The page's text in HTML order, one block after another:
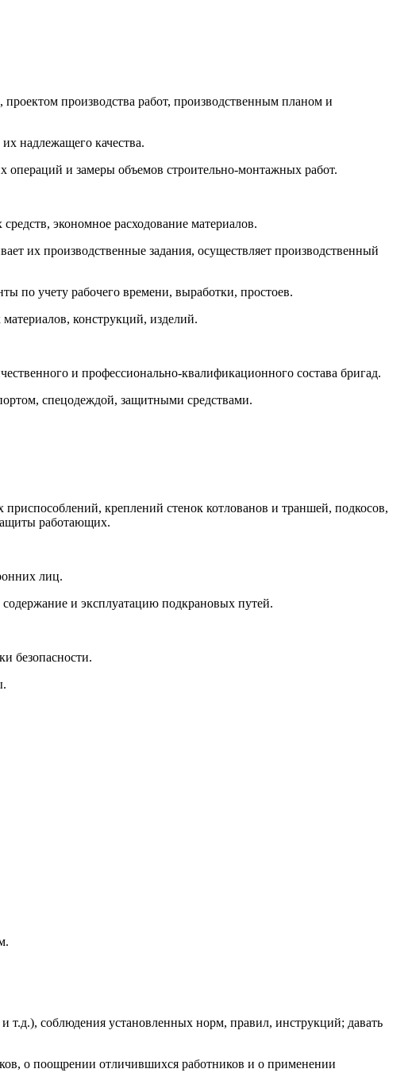
производства работ, производственным планом и
надлежащего качества.
операций и замеры объемов строительно-монтажных работ.
экономное расходование материалов.
их производственные задания, осуществляет производственный
по учету рабочего времени, выработки, простоев.
конструкций, изделий.
и профессионально-квалификационного состава бригад.
спецодеждой, защитными средствами.
креплений стенок котлованов и траншей, подкосов,
работающих.
лиц.
и эксплуатацию подкрановых путей.
безопасности.
т.д.), соблюдения установленных норм, правил, инструкций; давать
о поощрении отличившихся работников и о применении